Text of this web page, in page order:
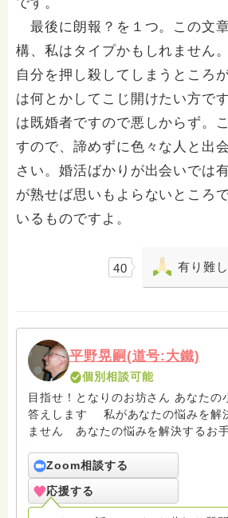
最後に朗報？を１つ。この文
構、私はタイプかもしれません
自分を押し殺してしまうところ
は何とかしてこじ開けたい方で
は既婚者ですので悪しからず。
すので、諦めずに色々な人と出
さい。婚活ばかりが出会いでは
が熟せば思いもよらないところ
いるものですよ。
40 有り難し
平野晃嗣(道号:大鐵)
個別相談可能
目指せ！となりのお坊さん あなたの
答えします 私があなたの悩みを解
ません あなたの悩みを解決するお
です ちょい悪坊主を目指していま
休さん。
Zoom相談する
応援する